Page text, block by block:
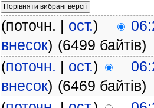
(поточн. | ост.)
внесок) (6499 байтів)
(поточн. | ост.)
внесок) (6469 байтів)